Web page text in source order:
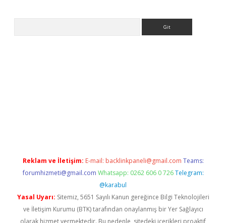
Reklam ve İletişim: E-mail: backlinkpaneli@gmail.com Teams:
forumhizmeti@gmail.com Whatsapp: 0262 606 0 726 Telegram:
@karabul
Yasal Uyarı: Sitemiz, 5651 Sayılı Kanun gereğince Bilgi Teknolojileri
ve İletişim Kurumu (BTK) tarafından onaylanmış bir Yer Sağlayıcı
olarak hizmet vermektedir. Bu nedenle, sitedeki içerikleri proaktif